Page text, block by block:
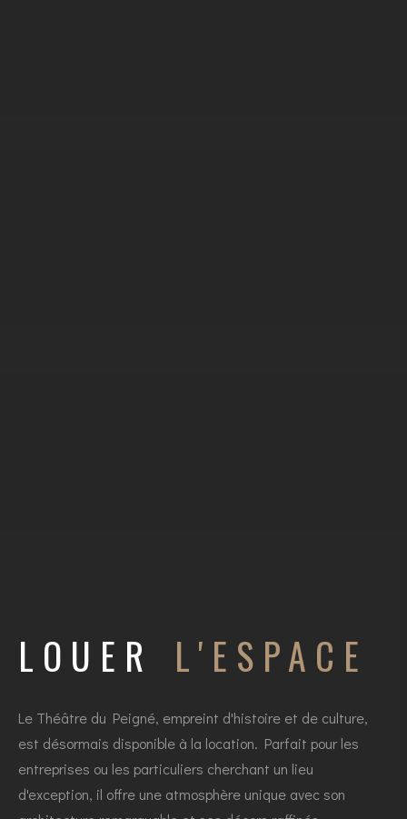
LOUER L'ESPACE
Le Théâtre du Peigné, empreint d'histoire et de culture,
est désormais disponible à la location. Parfait pour les
entreprises ou les particuliers cherchant un lieu
d'exception, il offre une atmosphère unique avec son